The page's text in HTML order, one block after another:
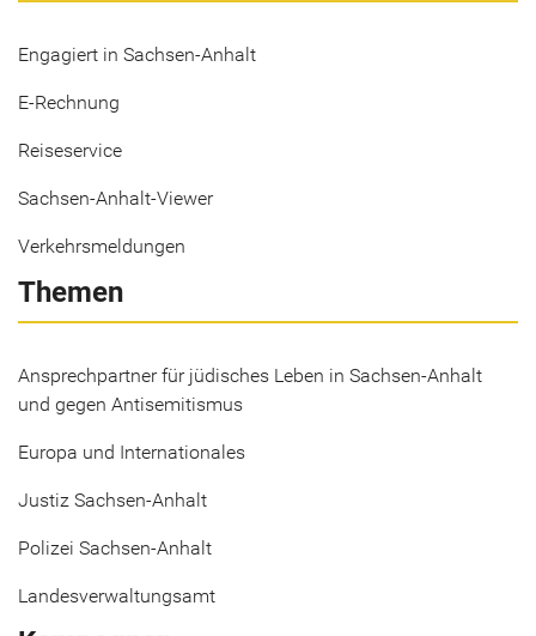
Engagiert in Sachsen-Anhalt
E-Rechnung
Reiseservice
Sachsen-Anhalt-Viewer
Verkehrsmeldungen
Themen
Ansprechpartner für jüdisches Leben in Sachsen-Anhalt
und gegen Antisemitismus
Europa und Internationales
Justiz Sachsen-Anhalt
Polizei Sachsen-Anhalt
Landesverwaltungsamt